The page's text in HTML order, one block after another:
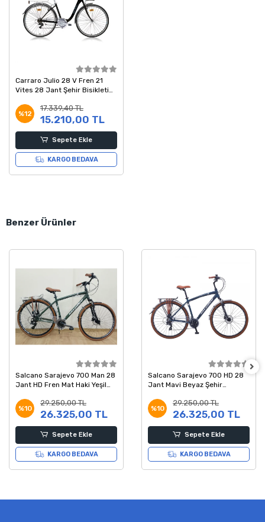
Carraro Julio 28 V Fren 21
Vites 28 Jant Şehir Bisikleti
%12
17.339,40 TL
15.210,00 TL
Sepete Ekle
KARGO BEDAVA
Benzer Ürünler
Salcano Sarajevo 700 Man 28
Jant HD Fren Mat Haki Yeşil
%10
29.250,00 TL
26.325,00 TL
Sepete Ekle
KARGO BEDAVA
Salcano Sarajevo 700 HD 28
Jant Mavi Beyaz Şehir
%10
29.250,00 TL
26.325,00 TL
Sepete Ekle
KARGO BEDAVA